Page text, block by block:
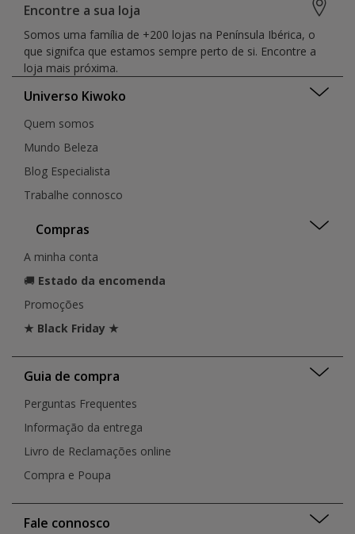
Encontre a sua loja
Somos uma família de +200 lojas na Península Ibérica, o
que signifca que estamos sempre perto de si. Encontre a
loja mais próxima.
Universo Kiwoko
Quem somos
Mundo Beleza
Blog Especialista
Trabalhe connosco
Compras
A minha conta
🚚 Estado da encomenda
Promoções
★ Black Friday ★
Guia de compra
Perguntas Frequentes
Informação da entrega
Livro de Reclamações online
Compra e Poupa
Fale connosco